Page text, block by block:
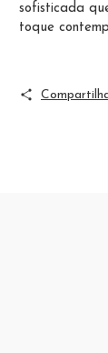
sofisticada
toque